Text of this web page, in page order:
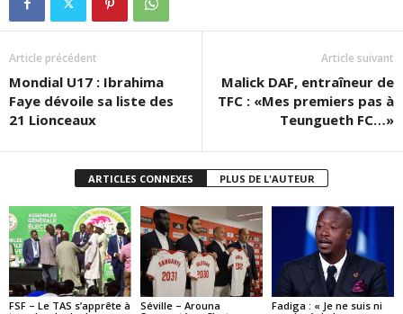
Article précédent
Mondial U17 : Ibrahima
Faye dévoile sa liste des
21 Lionceaux
Article suivant
Malick DAF, entraîneur de
TFC : «Mes premiers pas à
Teungueth FC…»
ARTICLES CONNEXES PLUS DE L'AUTEUR
FSF – Le TAS s’apprête à
Séville – Arouna
Fadiga : « Je ne suis ni